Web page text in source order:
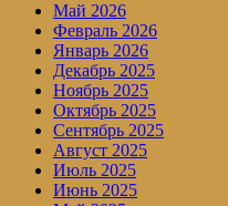
Май 2026
Февраль 2026
Январь 2026
Декабрь 2025
Ноябрь 2025
Октябрь 2025
Сентябрь 2025
Август 2025
Июль 2025
Июнь 2025